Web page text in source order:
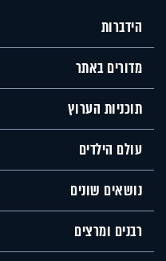
הידברות
מדורים באתר
תוכניות הערוץ
עולם הילדים
נושאים שונים
רבנים ומרצים